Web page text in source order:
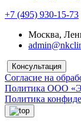
+7 (495) 930-15-73
Москва,
Консультация
Согласие на
Политика ООО
Политика